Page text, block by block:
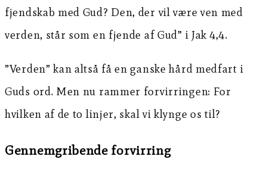
fjendskab med Gud? Den, der vil være ven med
verden, står som en fjende af Gud” i Jak 4,4.
”Verden” kan altså få en ganske hård medfart i
Guds ord. Men nu rammer forvirringen: For
hvilken af de to linjer, skal vi klynge os til?
Gennemgribende forvirring